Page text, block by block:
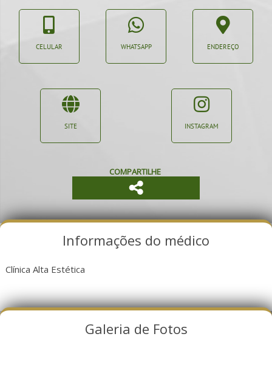
CELULAR WHATSAPP ENDEREÇO
SITE INSTAGRAM
COMPARTILHE
Informações do médico
Clínica Alta Estética
Galeria de Fotos